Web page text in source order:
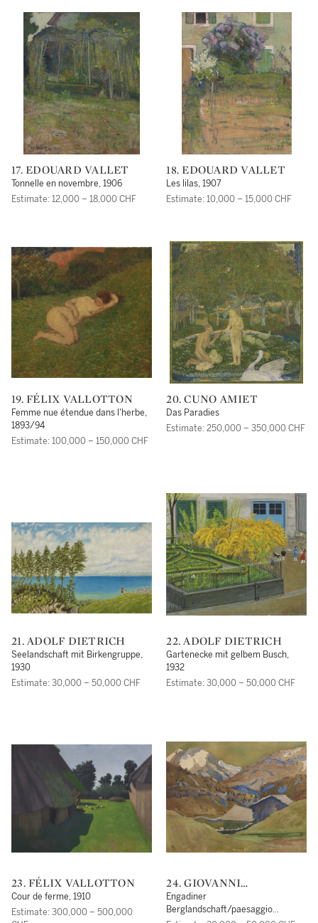
17. EDOUARD VALLET
Tonnelle en novembre, 1906
Estimate: 12,000 – 18,000 CHF
18. EDOUARD VALLET
Les lilas, 1907
Estimate: 10,000 – 15,000 CHF
19. FÉLIX VALLOTTON
Femme nue étendue dans l'herbe,
1893/94
Estimate: 100,000 – 150,000 CHF
20. CUNO AMIET
Das Paradies
Estimate: 250,000 – 350,000 CHF
21. ADOLF DIETRICH
Seelandschaft mit Birkengruppe,
1930
Estimate: 30,000 – 50,000 CHF
22. ADOLF DIETRICH
Gartenecke mit gelbem Busch,
1932
Estimate: 30,000 – 50,000 CHF
23. FÉLIX VALLOTTON
Cour de ferme, 1910
Estimate: 300,000 – 500,000
24. GIOVANNI
GIACOMETTI
Engadiner
Berglandschaft/paesaggio